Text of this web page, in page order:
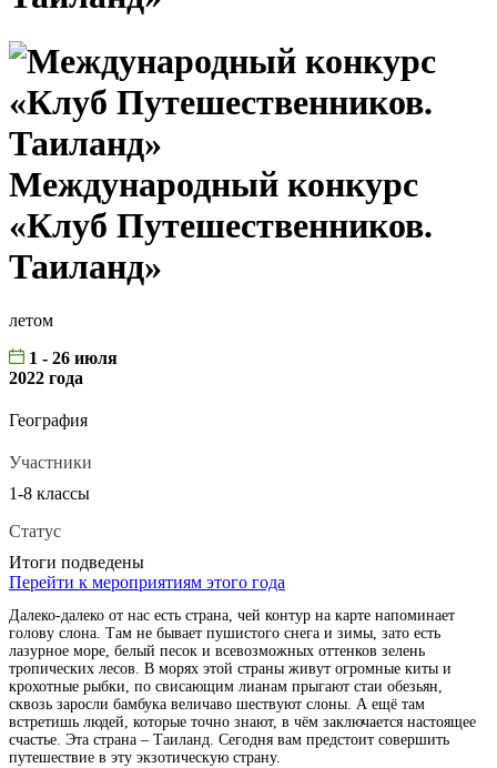
Международный конкурс
«Клуб Путешественников.
Таиланд»
летом
1 - 26 июля
2022 года
География
Участники
1-8 классы
Статус
Итоги подведены
Перейти к мероприятиям этого года
Далеко-далеко от нас есть страна, чей контур на карте напоминает
голову слона. Там не бывает пушистого снега и зимы, зато есть
лазурное море, белый песок и всевозможных оттенков зелень
тропических лесов. В морях этой страны живут огромные киты и
крохотные рыбки, по свисающим лианам прыгают стаи обезьян,
сквозь заросли бамбука величаво шествуют слоны. А ещё там
встретишь людей, которые точно знают, в чём заключается настоящее
счастье. Эта страна – Таиланд. Сегодня вам предстоит совершить
путешествие в эту экзотическую страну.